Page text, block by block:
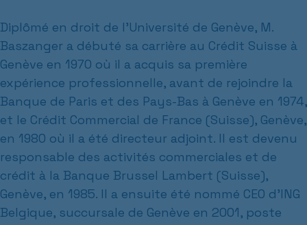
Diplômé en droit de l'Université de Genève, M.
Baszanger a débuté sa carrière au Crédit Suisse à
Genève en 1970 où il a acquis sa première
expérience professionnelle, avant de rejoindre la
Banque de Paris et des Pays-Bas à Genève en 1974,
et le Crédit Commercial de France (Suisse), Genève,
en 1980 où il a été directeur adjoint. Il est devenu
responsable des activités commerciales et de
crédit à la Banque Brussel Lambert (Suisse),
Genève, en 1985. Il a ensuite été nommé CEO d'ING
Belgique, succursale de Genève en 2001, poste